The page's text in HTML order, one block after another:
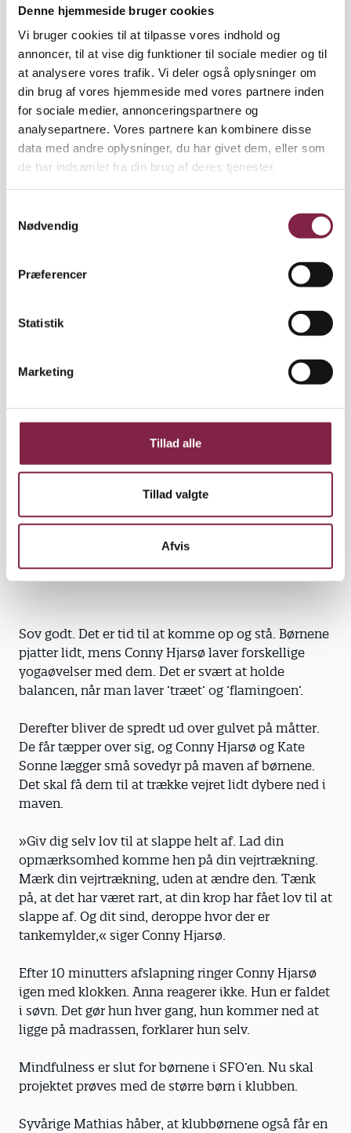
Denne hjemmeside bruger cookies
Vi bruger cookies til at tilpasse vores indhold og
annoncer, til at vise dig funktioner til sociale medier og til
at analysere vores trafik. Vi deler også oplysninger om
din brug af vores hjemmeside med vores partnere inden
for sociale medier, annonceringspartnere og
analysepartnere. Vores partnere kan kombinere disse
data med andre oplysninger, du har givet dem, eller som
de har indsamlet fra din brug af deres tjenester.
Nødvendig
Præferencer
Statistik
Marketing
Tillad alle
Tillad valgte
Afvis
Hjarsø.
Pædagog Kate Sonne har siddet i baggrunden, når
Conny Hjarsø har lavet øvelser med børnene, og
været klar til at træde til, hvis et barn skulle have
hjælp.
Hun har også konstateret, at børnene har forandret
sig.
deres følelser. De har fået mere opmærksomhed på
Roen skal forstås helt bogstaveligt.
»I starten kunne de ligge i tre minutter. Så skulle de
op og have gang i den. Men her til sidst har de
Da projektet begyndte, anede Kate Sonne ikke, hvad
mindfulness gik ud på. Men hun er blevet så
imponeret over, hvad det har gjort for børnene, at
hun nu begynder på at uddanne sig til mindfulness-
mentor for børn hos Conny Hjarsø.
»Jeg håber, jeg bliver lige så god som dig,« siger
hun til Conny Hjarsø.
Sov godt. Det er tid til at komme op og stå. Børnene
pjatter lidt, mens Conny Hjarsø laver forskellige
yogaøvelser med dem. Det er svært at holde
balancen, når man laver ’træet’ og ’flamingoen’.
Derefter bliver de spredt ud over gulvet på måtter.
De får tæpper over sig, og Conny Hjarsø og Kate
Sonne lægger små sovedyr på maven af børnene.
Det skal få dem til at trække vejret lidt dybere ned i
maven.
»Giv dig selv lov til at slappe helt af. Lad din
opmærksomhed komme hen på din vejrtrækning.
Mærk din vejrtrækning, uden at ændre den. Tænk
på, at det har været rart, at din krop har fået lov til at
slappe af. Og dit sind, deroppe hvor der er
tankemylder,« siger Conny Hjarsø.
Efter 10 minutters afslapning ringer Conny Hjarsø
igen med klokken. Anna reagerer ikke. Hun er faldet
i søvn. Det gør hun hver gang, hun kommer ned at
ligge på madrassen, forklarer hun selv.
Mindfulness er slut for børnene i SFO’en. Nu skal
projektet prøves med de større børn i klubben.
Syvårige Mathias håber, at klubbørnene også får en